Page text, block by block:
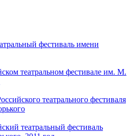
фестиваль имени
театральном фестивале им. М.
театрального фестиваля
театральный фестиваль